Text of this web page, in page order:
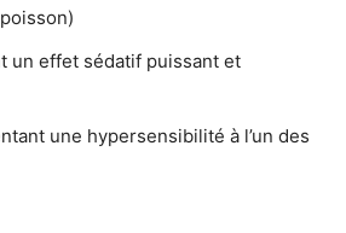
un effet sédatif puissant et
une hypersensibilité à l’un des